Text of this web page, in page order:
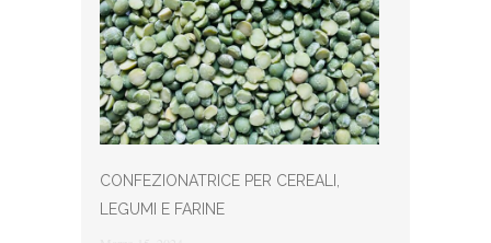
CONFEZIONATRICE PER CEREALI,
LEGUMI E FARINE